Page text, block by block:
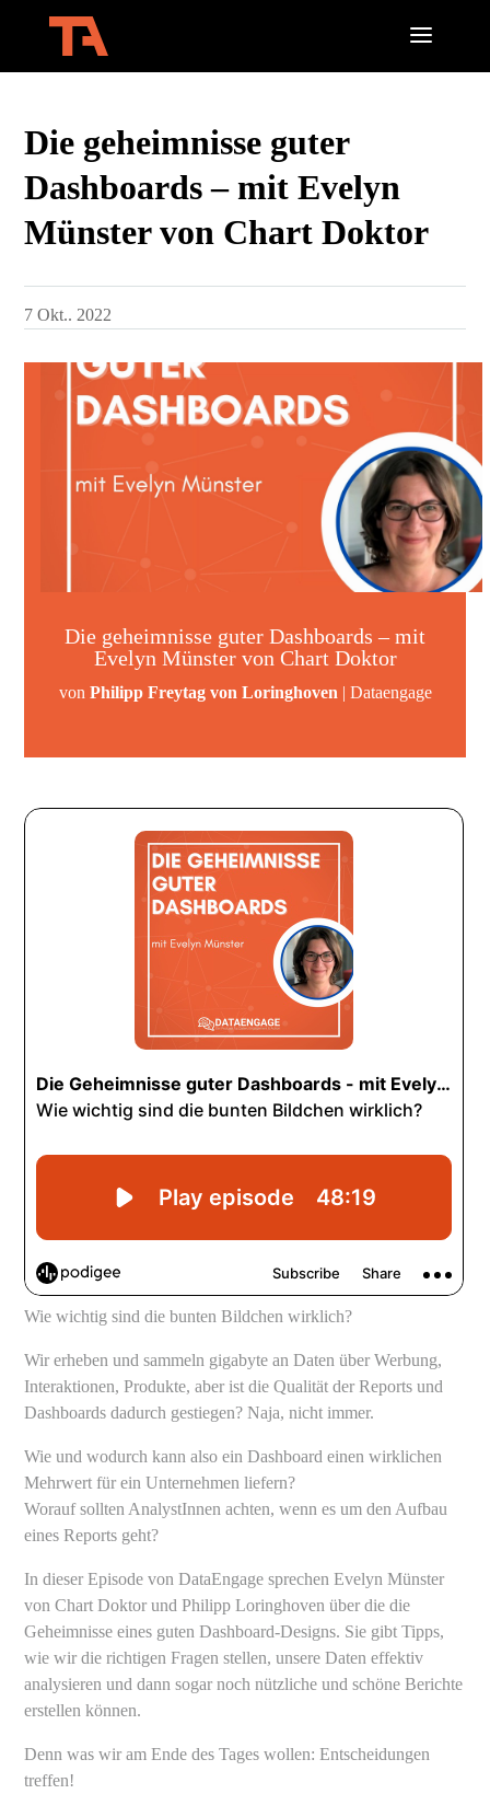
Die geheimnisse guter
Dashboards – mit Evelyn
Münster von Chart Doktor
7 Okt.. 2022
Die geheimnisse guter Dashboards – mit
Evelyn Münster von Chart Doktor
von Philipp Freytag von Loringhoven | Dataengage
Wie wichtig sind die bunten Bildchen wirklich?
Wir erheben und sammeln gigabyte an Daten über Werbung,
Interaktionen, Produkte, aber ist die Qualität der Reports und
Dashboards dadurch gestiegen? Naja, nicht immer.
Wie und wodurch kann also ein Dashboard einen wirklichen
Mehrwert für ein Unternehmen liefern?
Worauf sollten AnalystInnen achten, wenn es um den Aufbau
eines Reports geht?
In dieser Episode von DataEngage sprechen Evelyn Münster
von Chart Doktor und Philipp Loringhoven über die die
Geheimnisse eines guten Dashboard-Designs. Sie gibt Tipps,
wie wir die richtigen Fragen stellen, unsere Daten effektiv
analysieren und dann sogar noch nützliche und schöne Berichte
erstellen können.
Denn was wir am Ende des Tages wollen: Entscheidungen
treffen!